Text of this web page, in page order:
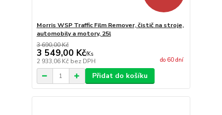
Morris WSP Traffic Film Remover, čistič na stroje,
automobily a motory, 25l
3 690,00 Kč
3 549,00 Kč/Ks
2 933,06 Kč bez DPH do 60 dní
Přidat do košíku